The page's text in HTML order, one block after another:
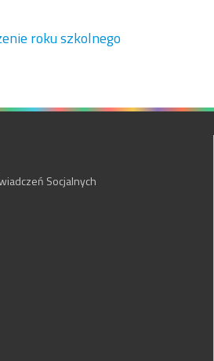
roku szkolnego
Socjalnych